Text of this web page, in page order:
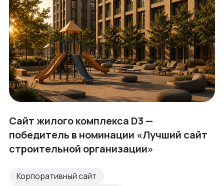
Сайт жилого комплекса D3 —
победитель в номинации «Лучший сайт
строительной организации»
Корпоративный сайт